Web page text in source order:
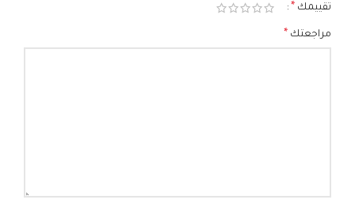
تقييمك *
مراجعتك *